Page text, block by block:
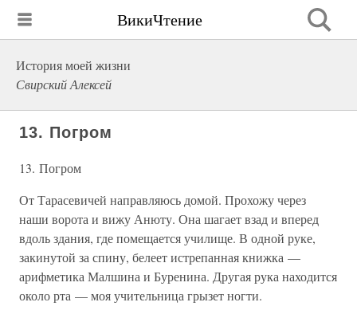
ВикиЧтение
История моей жизни
Свирский Алексей
13. Погром
13. Погром
От Тарасевичей направляюсь домой. Прохожу через
наши ворота и вижу Анюту. Она шагает взад и вперед
вдоль здания, где помещается училище. В одной руке,
закинутой за спину, белеет истрепанная книжка —
арифметика Малшина и Буренина. Другая рука находится
около рта — моя учительница грызет ногти.